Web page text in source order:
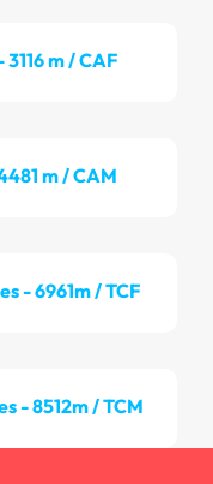
m / CAF
m / CAM
- 6961m / TCF
- 8512m / TCM